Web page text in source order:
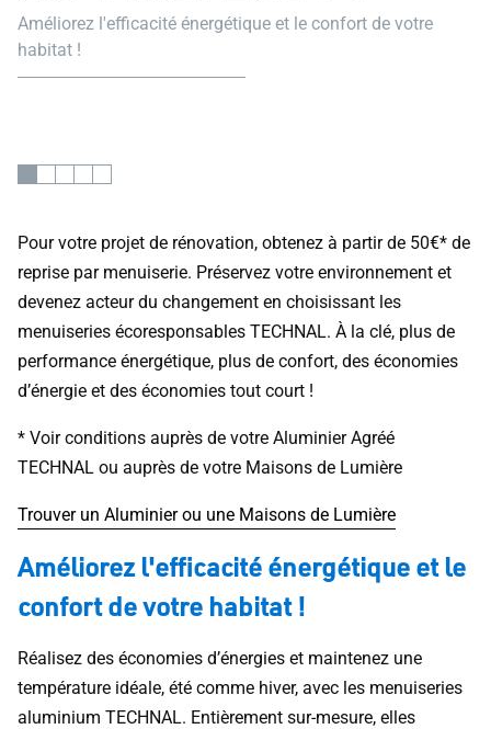
Améliorez l'efficacité énergétique et le confort de votre
habitat !
Pour votre projet de rénovation, obtenez à partir de 50€* de
reprise par menuiserie. Préservez votre environnement et
devenez acteur du changement en choisissant les
menuiseries écoresponsables TECHNAL. À la clé, plus de
performance énergétique, plus de confort, des économies
d’énergie et des économies tout court !
* Voir conditions auprès de votre Aluminier Agréé
TECHNAL ou auprès de votre Maisons de Lumière
Trouver un Aluminier ou une Maisons de Lumière
Améliorez l'efficacité énergétique et le
confort de votre habitat !
Réalisez des économies d’énergies et maintenez une
température idéale, été comme hiver, avec les menuiseries
aluminium TECHNAL. Entièrement sur-mesure, elles